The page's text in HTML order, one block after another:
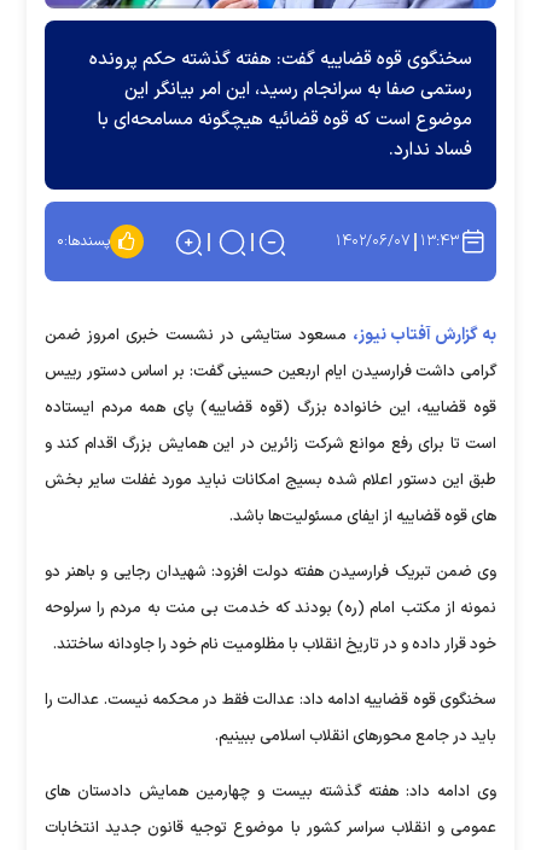
سخنگوی قوه قضاییه گفت: هفته گذشته حکم پرونده
رستمی صفا به سرانجام رسید، این امر بیانگر این
موضوع است که قوه قضائیه هیچگونه مسامحه‌ای با
فساد ندارد.
۱۳:۴۳ ۱۴۰۲/۰۶/۰۷ پسندها:۰
به گزارش آفتاب نیوز، مسعود ستایشی در نشست خبری امروز ضمن
گرامی داشت فرارسیدن ایام اربعین حسینی گفت: بر اساس دستور رییس
قوه قضاییه، این خانواده بزرگ (قوه قضاییه) پای همه مردم ایستاده
است تا برای رفع موانع شرکت زائرین در این همایش بزرگ اقدام کند و
طبق این دستور اعلام شده بسیج امکانات نباید مورد غفلت سایر بخش
های قوه قضاییه از ایفای مسئولیت‌ها باشد.‌
وی ضمن تبریک فرارسیدن هفته دولت افزود: شهیدان رجایی و باهنر دو
نمونه از مکتب امام (ره) بودند که خدمت بی منت به مردم را سرلوحه
خود قرار داده و در تاریخ انقلاب با مظلومیت نام خود را جاودانه ساختند.
سخنگوی قوه قضاییه ادامه داد: عدالت فقط در محکمه نیست. عدالت را
باید در جامع محورهای انقلاب اسلامی ببینیم.
وی ادامه داد: هفته گذشته بیست و چهارمین همایش دادستان های
عمومی و انقلاب سراسر کشور با موضوع توجیه قانون جدید انتخابات